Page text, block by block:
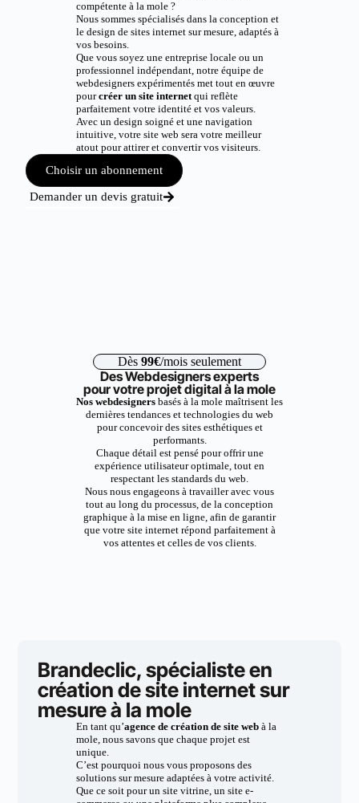
compétente à la mole ?
Nous sommes spécialisés dans la conception et
le design de sites internet sur mesure, adaptés à
vos besoins.
Que vous soyez une entreprise locale ou un
professionnel indépendant, notre équipe de
webdesigners expérimentés met tout en œuvre
pourcréer un site internetqui reflète
parfaitement votre identité et vos valeurs.
Avec un design soigné et une navigation
intuitive, votre site web sera votre meilleur
atout pour attirer et convertir vos visiteurs.
Choisir un abonnement
Demander un devis gratuit
Dès 99€/mois seulement
Des Webdesigners experts
pour votre projet digital à la mole
Nos webdesigners basés à la mole maîtrisent les
dernières tendances et technologies du web
pour concevoir des sites esthétiques et
performants.
Chaque détail est pensé pour offrir une
expérience utilisateur optimale, tout en
respectant les standards du web.
Nous nous engageons à travailler avec vous
tout au long du processus, de la conception
graphique à la mise en ligne, afin de garantir
que votre site internet répond parfaitement à
vos attentes et celles de vos clients.
Brandeclic, spécialiste en
création de site internet sur
mesure à la mole
En tant qu’agence de création de site webà la
mole, nous savons que chaque projet est
unique.
C’est pourquoi nous vous proposons des
solutions sur mesure adaptées à votre activité.
Que ce soit pour un site vitrine, un site e-